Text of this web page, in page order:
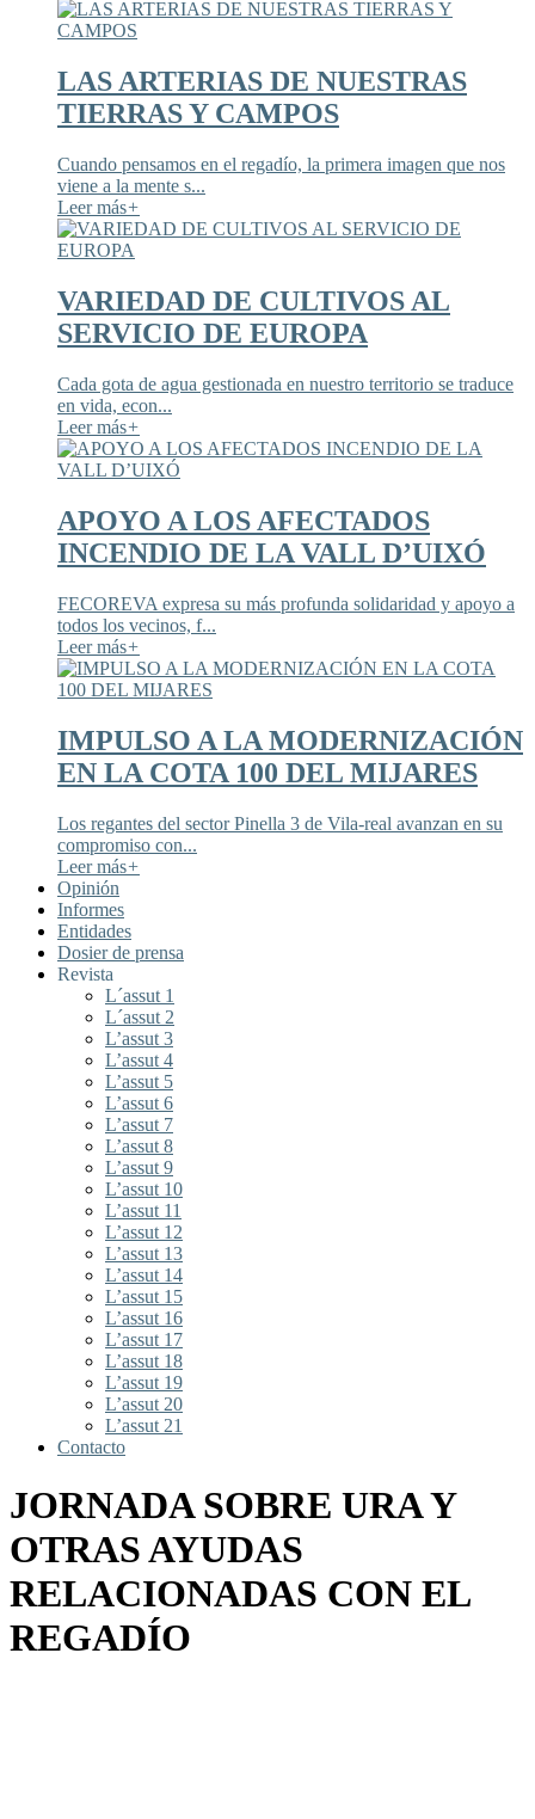
LAS ARTERIAS DE NUESTRAS
TIERRAS Y CAMPOS
Cuando pensamos en el regadío, la primera imagen que nos
viene a la mente s...
Leer más+
VARIEDAD DE CULTIVOS AL
SERVICIO DE EUROPA
Cada gota de agua gestionada en nuestro territorio se traduce
en vida, econ...
Leer más+
APOYO A LOS AFECTADOS
INCENDIO DE LA VALL D’UIXÓ
FECOREVA expresa su más profunda solidaridad y apoyo a
todos los vecinos, f...
Leer más+
IMPULSO A LA MODERNIZACIÓN
EN LA COTA 100 DEL MIJARES
Los regantes del sector Pinella 3 de Vila-real avanzan en su
compromiso con...
Leer más+
Opinión
Informes
Entidades
Dosier de prensa
Revista
L´assut 1
L´assut 2
L’assut 3
L’assut 4
L’assut 5
L’assut 6
L’assut 7
L’assut 8
L’assut 9
L’assut 10
L’assut 11
L’assut 12
L’assut 13
L’assut 14
L’assut 15
L’assut 16
L’assut 17
L’assut 18
L’assut 19
L’assut 20
L’assut 21
Contacto
JORNADA SOBRE URA Y
OTRAS AYUDAS
RELACIONADAS CON EL
REGADÍO